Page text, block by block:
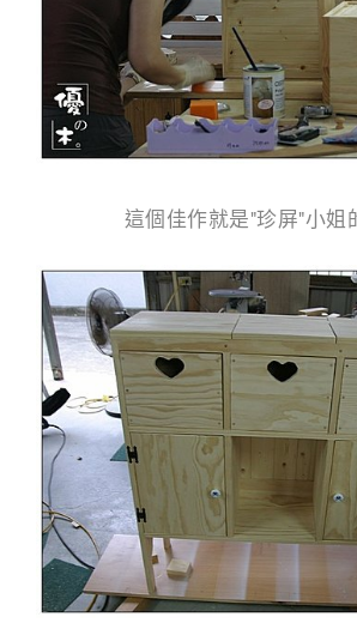
這個佳作就是"珍屏"小姐